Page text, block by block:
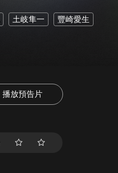
土岐隼一 豐崎愛生
播放預告片